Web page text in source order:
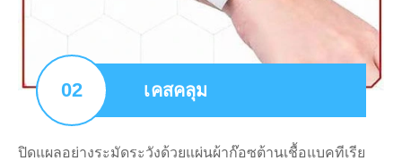
02 เคสคลุม
ปิดแผลอย่างระมัดระวังด้วยแผ่นผ้าก๊อซต้านเชื้อแบคทีเรีย